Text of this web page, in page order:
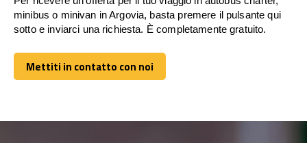
minibus o minivan in Argovia, basta premere il pulsante qui
sotto e inviarci una richiesta. È completamente gratuito.
Mettiti in contatto con noi
Mettiti in contatto con noi